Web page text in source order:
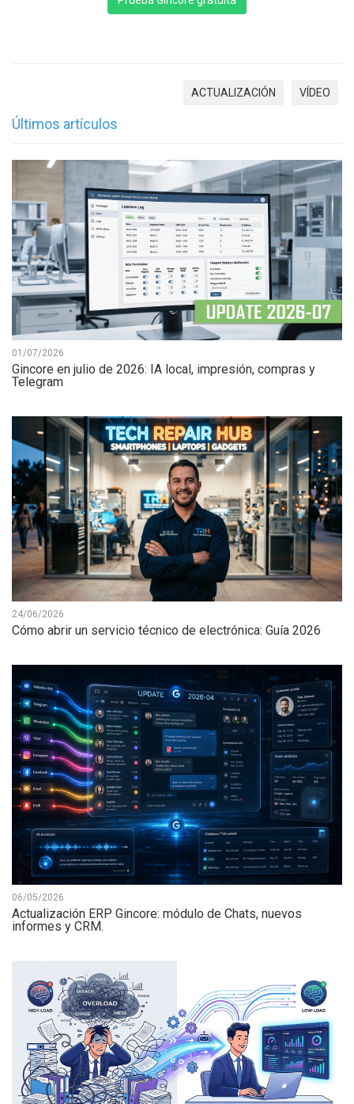
ACTUALIZACIÓN VÍDEO
Últimos artículos
01/07/2026
Gincore en julio de 2026: IA local, impresión, compras y
Telegram
24/06/2026
Cómo abrir un servicio técnico de electrónica: Guía 2026
06/05/2026
Actualización ERP Gincore: módulo de Chats, nuevos
informes y CRM.